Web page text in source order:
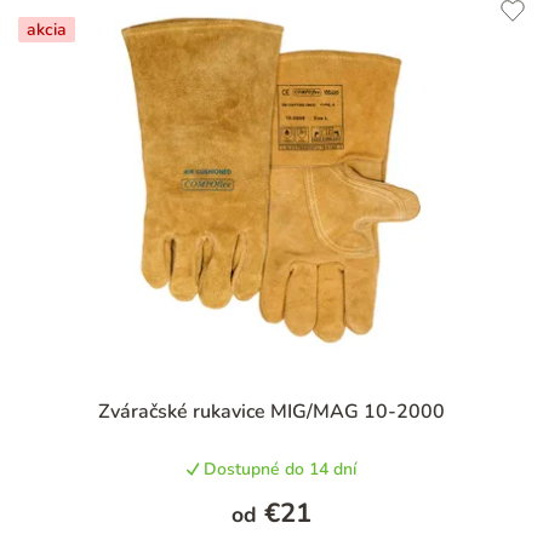
akcia
Zváračské rukavice MIG/MAG 10-2000
hodnotenie
je
5,0
z
Dostupné do 14 dní
od €21